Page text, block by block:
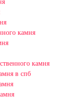
камня
камня
в спб